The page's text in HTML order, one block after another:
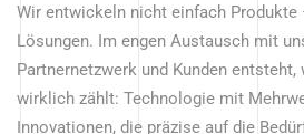
Wir entwickeln nicht einfach
Lösungen. Im engen Austausch mit
Partnernetzwerk und Kunden entsteht,
wirklich zählt: Technologie mit
Innovationen, die präzise auf die